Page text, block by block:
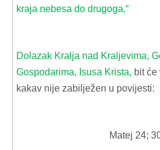
kraja nebesa do drugoga.“
Dolazak Kralja nad Kraljevima,
Gospodarima, Isusa Krista, bit
kakav nije zabilježen u povijesti:
Matej 24;